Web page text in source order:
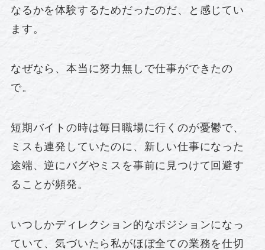
なるかを体験するためだったのだ、と感じてい
ます。
なぜなら、本当に努力無しで仕事ができたの
で。
短期バイトの時は毎日職場に行くのが憂鬱で、
ミスも連発していたのに、新しい仕事になった
途端、逆にバグやミスを事前に見つけて回避す
ることが頻発。
いつしかディレクション的なポジションになっ
ていて、気づいたら私がほぼ全ての業務を仕切